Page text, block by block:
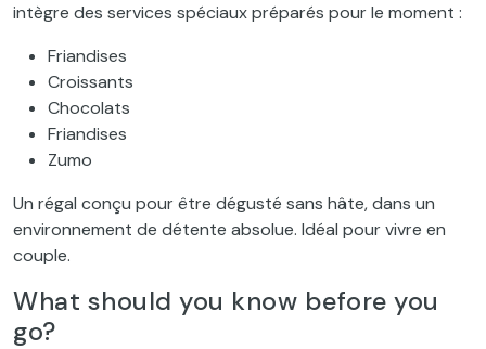
intègre des services spéciaux préparés pour le moment :
Friandises
Croissants
Chocolats
Friandises
Zumo
Un régal conçu pour être dégusté sans hâte, dans un
environnement de détente absolue. Idéal pour vivre en
couple.
What should you know before you
go?